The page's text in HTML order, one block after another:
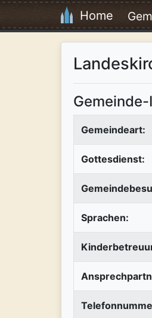
Home
Gemeindeart:
Gottesdienst:
Sprachen: